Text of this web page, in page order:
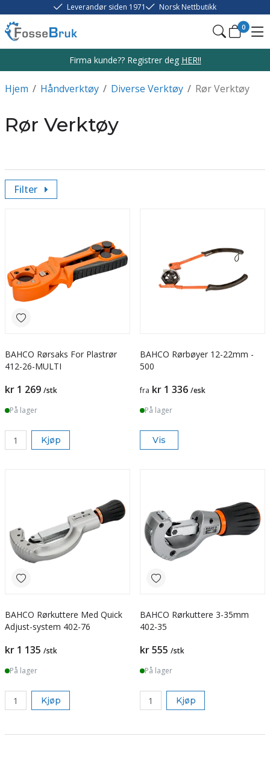
Leverandør siden 1971 Norsk Nettbutikk
0
Firma kunde?? Registrer deg HER!!
/
Hjem /
Håndverktøy /
Diverse Verktøy Rør Verktøy
Rør Verktøy
Filter
BAHCO Rørsaks For Plastrør
412-26-MULTI
kr 1 269 /stk
På lager
Kjøp
BAHCO Rørbøyer 12-22mm -
500
fra kr 1 336 /esk
På lager
Vis
BAHCO Rørkuttere Med Quick
Adjust-system 402-76
kr 1 135 /stk
På lager
Kjøp
BAHCO Rørkuttere 3-35mm
402-35
kr 555 /stk
På lager
Kjøp